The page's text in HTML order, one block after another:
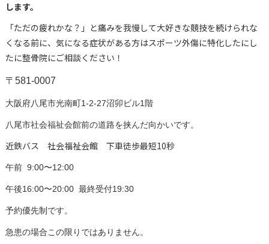
します。
「ただの疲れかな？」 と痛みを我慢して大好きな競技を続けられな
くなる前に、 気になる症状がある方はスポーツ外傷に特化したにし
たに整骨院にご相談ください！
〒581-0007
大阪府八尾市光南町1-2-27沼卯ビル1階
八尾市社会福祉会館前の道路を挟んだ向かいです。
近鉄バス 社会福祉会館 下車徒歩最短10秒
午前 9:00〜12:00
午後16:00〜20:00 最終受付19:30
予約優先制です。
急患の場合この限りではありません。